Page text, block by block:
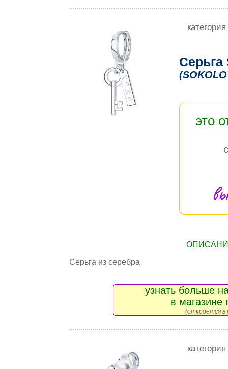
Серьга
это
Серьга из серебра
узнать больше
в магазине
(откроется в